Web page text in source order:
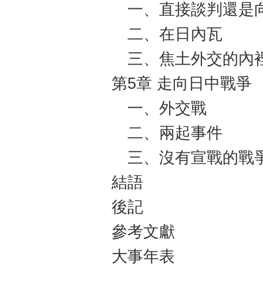
一、直接談判還是
二、在日內瓦
三、焦土外交的內
第5章 走向日中戰爭
一、外交戰
二、兩起事件
三、沒有宣戰的戰
結語
後記
參考文獻
大事年表